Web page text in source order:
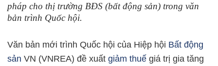
pháp cho thị trường BĐS (bất động sản) trong văn
bản trình Quốc hội.
Văn bản mới trình Quốc hội của Hiệp hội Bất động
sản VN (VNREA) đề xuất giảm thuế giá trị gia tăng